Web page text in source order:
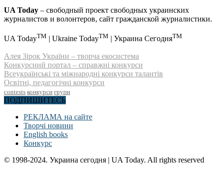
UA Today – свободный проект свободных украинских
журналистов и волонтеров, сайт гражданской журналистики.
UA TodayTM | Ukraine TodayTM | Украина СегодняTM
Алея Зірок України – творча екосистема
Конкурсний портал – справжні конкурси
Всеукраїнські та міжнародні конкурси талантів
Освітні, педагогічні конкурси
contests конкурси групи
ПОДПИШИТЕСЬ
РЕКЛАМА на сайте
Творчі новини
English books
Конкурс
© 1998-2024. Украина сегодня | UA Today. All rights reserved